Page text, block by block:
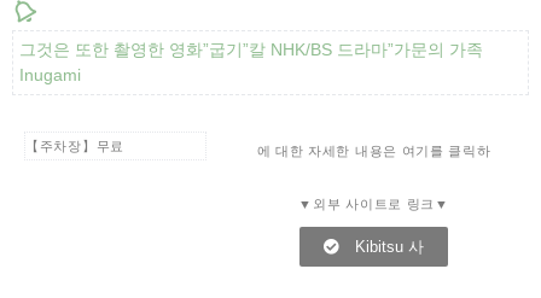
그것은 또한 촬영한 영화”굽기”칼 NHK/BS 드라마”가문의 가족
Inugami
【주차장】무료 에 대한 자세한 내용은 여기를 클릭하
▼외부 사이트로 링크▼
Kibitsu 사